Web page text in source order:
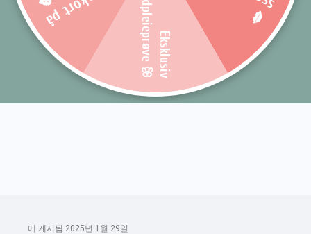
에 게시됨 2025년 1월 29일